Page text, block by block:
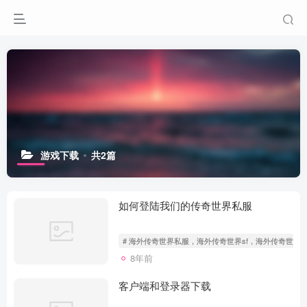
游戏下载 共2篇
如何登陆我们的传奇世界私服
# 海外传奇世界私服，海外传奇世界sf，海外传奇世界
8年前
客户端和登录器下载